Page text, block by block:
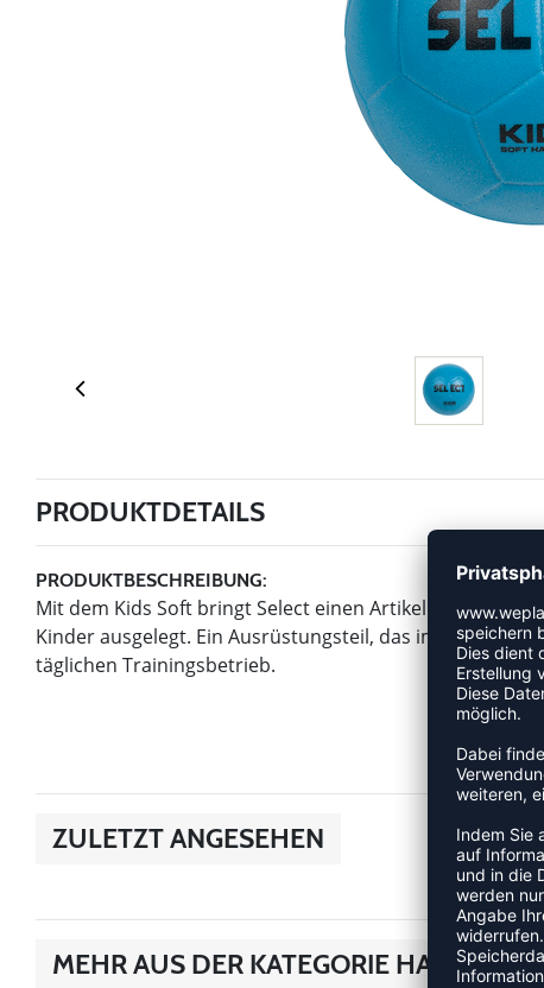
PRODUKTDETAILS
PRODUKTBESCHREIBUNG:
Mit dem Kids Soft bringt Select einen Artikel der
Kinder ausgelegt. Ein Ausrüstungsteil, das im Vereins-
täglichen Trainingsbetrieb.
ZULETZT ANGESEHEN
MEHR AUS DER KATEGORIE